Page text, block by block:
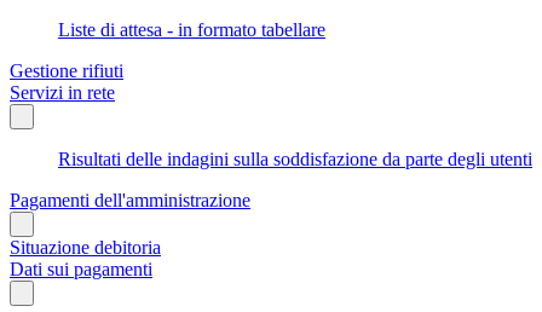
Liste di attesa - in formato tabellare
Gestione rifiuti
Servizi in rete
Risultati delle indagini sulla soddisfazione da parte degli utenti
Pagamenti dell'amministrazione
Situazione debitoria
Dati sui pagamenti